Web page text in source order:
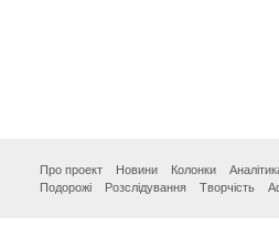
Про проект Новини Колонки
Подорожі
Розслідування Творчість